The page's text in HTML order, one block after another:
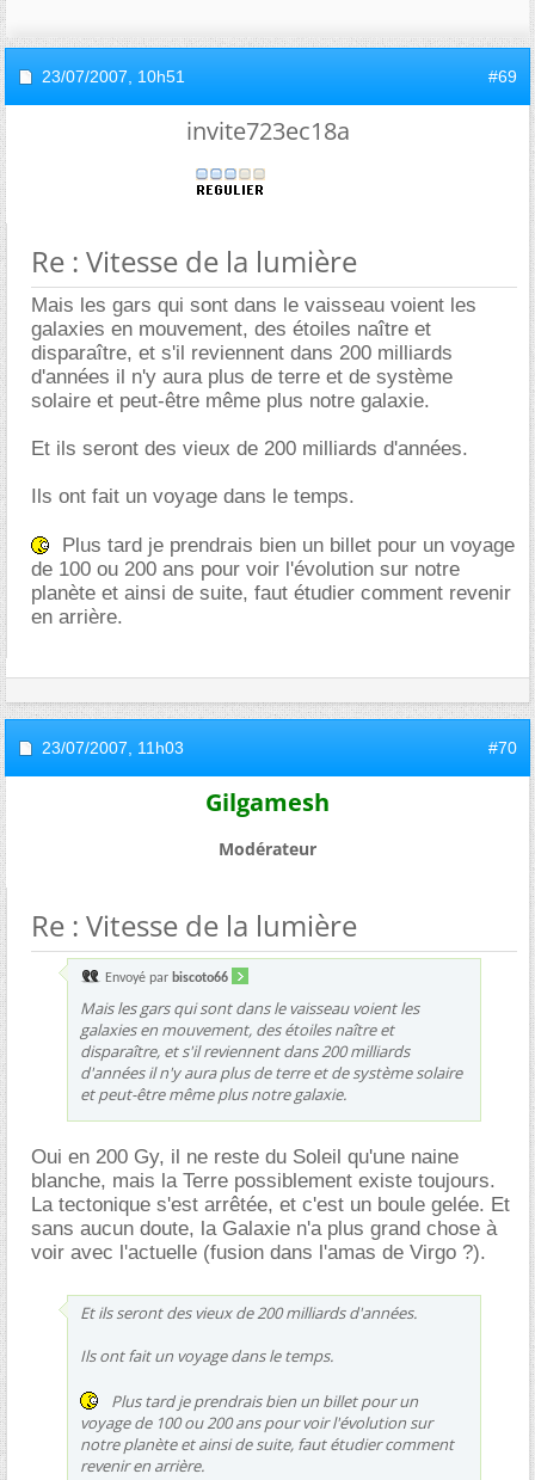
23/07/2007, 10h51 #69
invite723ec18a
Re : Vitesse de la lumière
Mais les gars qui sont dans le vaisseau voient les
galaxies en mouvement, des étoiles naître et
disparaître, et s'il reviennent dans 200 milliards
d'années il n'y aura plus de terre et de système
solaire et peut-être même plus notre galaxie.
Et ils seront des vieux de 200 milliards d'années.
Ils ont fait un voyage dans le temps.
Plus tard je prendrais bien un billet pour un voyage
de 100 ou 200 ans pour voir l'évolution sur notre
planète et ainsi de suite, faut étudier comment revenir
en arrière.
23/07/2007, 11h03 #70
Gilgamesh
Modérateur
Re : Vitesse de la lumière
Envoyé par biscoto66
Mais les gars qui sont dans le vaisseau voient les
galaxies en mouvement, des étoiles naître et
disparaître, et s'il reviennent dans 200 milliards
d'années il n'y aura plus de terre et de système solaire
et peut-être même plus notre galaxie.
Oui en 200 Gy, il ne reste du Soleil qu'une naine
blanche, mais la Terre possiblement existe toujours.
La tectonique s'est arrêtée, et c'est un boule gelée. Et
sans aucun doute, la Galaxie n'a plus grand chose à
voir avec l'actuelle (fusion dans l'amas de Virgo ?).
Et ils seront des vieux de 200 milliards d'années.
Ils ont fait un voyage dans le temps.
Plus tard je prendrais bien un billet pour un
voyage de 100 ou 200 ans pour voir l'évolution sur
notre planète et ainsi de suite, faut étudier comment
revenir en arrière.